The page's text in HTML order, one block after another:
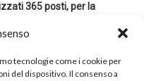
tecnologie come i cookie per
del dispositivo. Il consenso a
365 posti, per la
insufficiente il